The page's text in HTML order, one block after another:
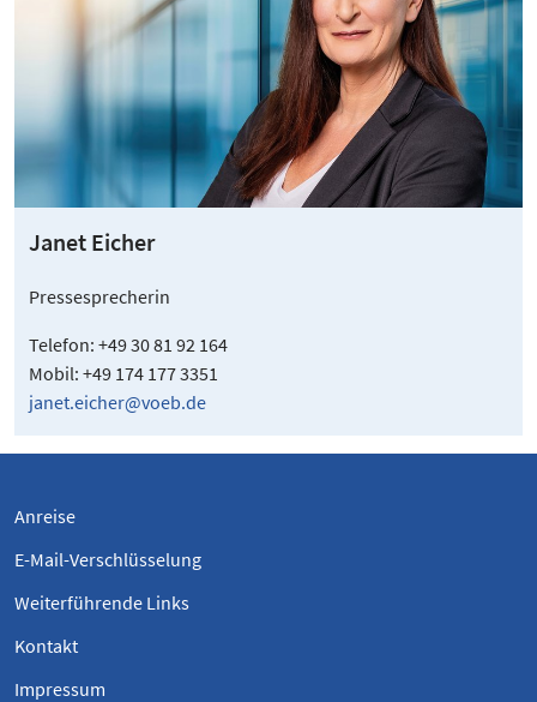
Janet Eicher
Pressesprecherin
Telefon: +49 30 81 92 164
Mobil: +49 174 177 3351
janet.eicher@voeb.de
Anreise
E-Mail-Verschlüsselung
Weiterführende Links
Kontakt
Impressum